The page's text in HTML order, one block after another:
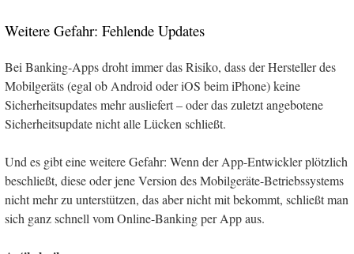
Weitere Gefahr: Fehlende Updates
Bei Banking-Apps droht immer das Risiko, dass der Hersteller des
Mobilgeräts (egal ob Android oder iOS beim iPhone) keine
Sicherheitsupdates mehr ausliefert – oder das zuletzt angebotene
Sicherheitsupdate nicht alle Lücken schließt.
Und es gibt eine weitere Gefahr: Wenn der App-Entwickler plötzlich
beschließt, diese oder jene Version des Mobilgeräte-Betriebssystems
nicht mehr zu unterstützen, das aber nicht mit bekommt, schließt man
sich ganz schnell vom Online-Banking per App aus.